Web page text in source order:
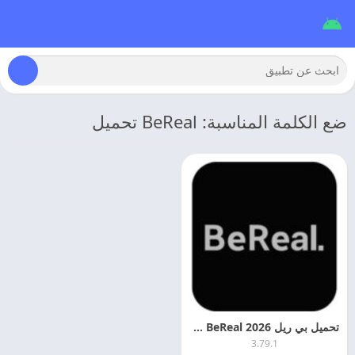
ضع الكلمة المناسبة: BeReal تحميل
تحميل بي ريل 2026 BeReal مهكر اخر اصدار مجانا
3.79.1